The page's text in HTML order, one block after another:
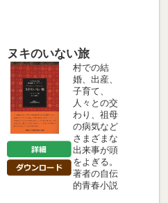
ヌキのいない旅
村での結
婚、出産、
子育て、
人々との交
わり、祖母
の病気など
さまざまな
出来事が頭
をよぎる。
著者の自伝
的青春小説